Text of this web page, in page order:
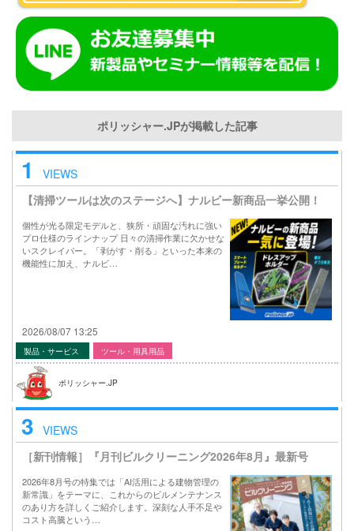
ポリッシャー.JPが掲載した記事
1
VIEWS
【清掃ツールは次のステージへ】ナルビー新商品一挙公開！
個性が光る限定モデルと、狭所・頑固な汚れに強い
プロ仕様のラインナップ 日々の清掃作業に欠かせな
いスクレイパー。「剥がす・削る」といった本来の
機能性に加え、ナルビ…
2026/08/07 13:25
製品・サービス ツール・用具用品
ポリッシャー.JP
3 VIEWS
［新刊情報］『月刊ビルクリーニング2026年8月』最新号
2026年8月号の特集では「AI活用による建物管理の
新常識」をテーマに、これからのビルメンテナンス
のあり方を詳しくご紹介します。深刻な人手不足や
コスト高騰という…